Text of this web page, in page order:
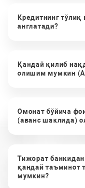
Кредитнинг
англатади?
Қандай қилиб
олишим мумкин
Омонат бўйича
(аванс шаклида)
Тижорат
қандай таъминот
мумкин?